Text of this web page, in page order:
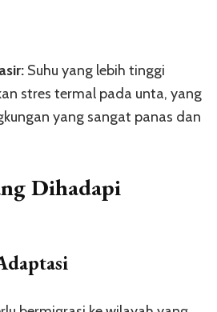
Suhu yang lebih tinggi
stres termal pada unta, yang
yang sangat panas dan
Dihadapi